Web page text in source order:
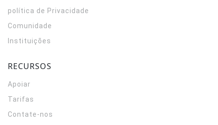
política de Privacidade
Comunidade
Instituições
RECURSOS
Apoiar
Tarifas
Contate-nos